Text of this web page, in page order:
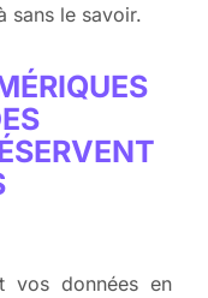
sans le savoir.
vos données en